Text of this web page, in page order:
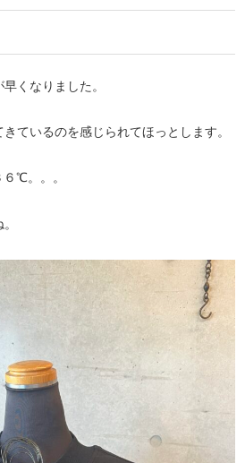
くなりました。
ているのを感じられてほっとします。
℃。。。